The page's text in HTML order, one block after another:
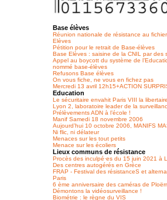
Base élèves
Réunion nationale de résistance au
Elèves
Pétition pour le retrait de Base-élèves
Base Elèves : saisine de la CNIL par des
Appel au boycott du système de
nommé base-élèves
Refusons Base élèves
On vous fiche, ne vous en fichez pas
Mercredi 13 avril 12h15+ACTION
Education
Le sécuritaire envahit Paris VIII la libertaire
Lyon 2, laboratoire leader de la
Prélèvements ADN à l’école !
Manif Samedi 18 novembre 2006
Aujourd’hui 10 octobre 2006, MANIFS
Ni flic, ni délateur
Menaces sur les tout petits
Menace sur les écoliers
Lieux communs de résistance
Procès des inculpé·es du 15 juin 2021 à
Des centres autogérés en Grèce
FRAP - Festival des résistanceS et
Paris
6 ème anniversaire des caméras de
Démontons la vidéosurveillance !
Biométrie : le règne du VIS